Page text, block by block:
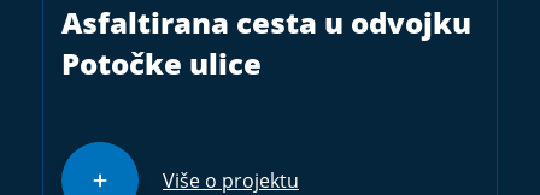
Asfaltirana cesta u odvojku
Potočke ulice
Više o projektu